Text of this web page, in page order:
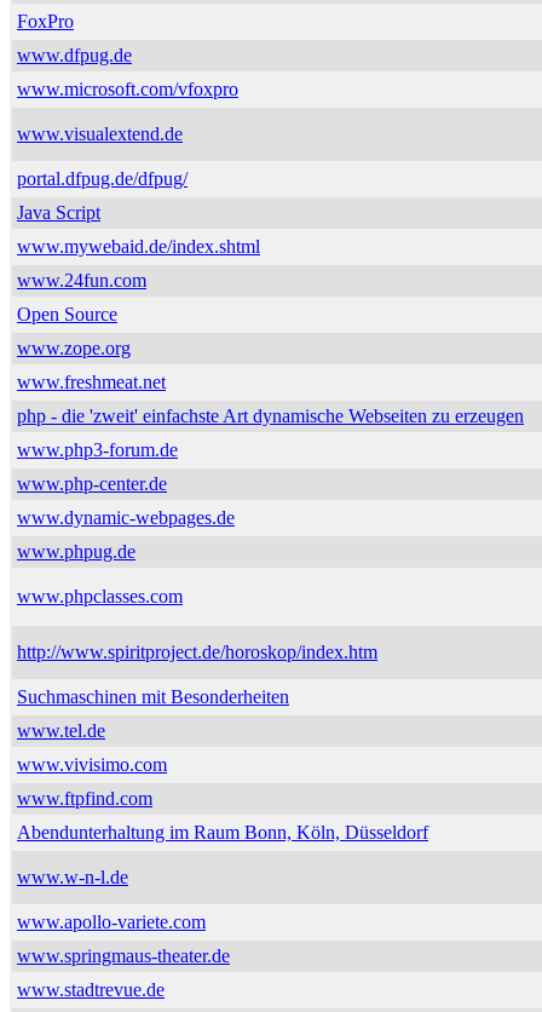
FoxPro
www.dfpug.de
www.microsoft.com/vfoxpro
www.visualextend.de
portal.dfpug.de/dfpug/
Java Script
www.mywebaid.de/index.shtml
www.24fun.com
Open Source
www.zope.org
www.freshmeat.net
php - die 'zweit' einfachste Art dynamische Webseiten zu erzeugen
www.php3-forum.de
www.php-center.de
www.dynamic-webpages.de
www.phpug.de
www.phpclasses.com
http://www.spiritproject.de/horoskop/index.htm
Suchmaschinen mit Besonderheiten
www.tel.de
www.vivisimo.com
www.ftpfind.com
Abendunterhaltung im Raum Bonn, Köln, Düsseldorf
www.w-n-l.de
www.apollo-variete.com
www.springmaus-theater.de
www.stadtrevue.de